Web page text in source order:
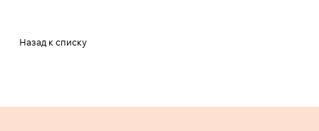
Назад к списку